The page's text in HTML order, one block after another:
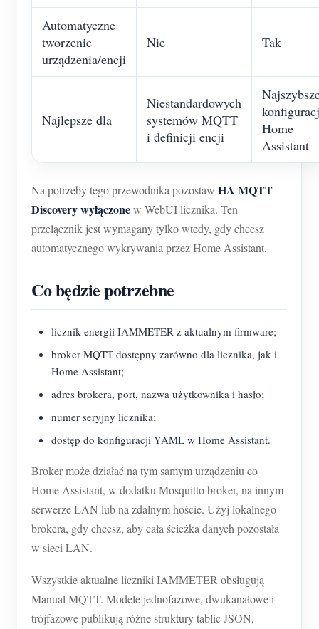
Automatyczne
tworzenie
urządzenia/encji
Nie Tak
Najlepsze dla
Niestandardowych
systemów MQTT
i definicji encji
Home
Assistant
Na potrzeby tego przewodnika pozostaw HA MQTT
Discovery wyłączonew WebUI licznika. Ten
przełącznik jest wymagany tylko wtedy, gdy chcesz
automatycznego wykrywania przez Home Assistant.
Co będzie potrzebne
licznik energii IAMMETER z aktualnym firmware;
broker MQTT dostępny zarówno dla licznika, jak i
Home Assistant;
adres brokera, port, nazwa użytkownika i hasło;
numer seryjny licznika;
dostęp do konfiguracji YAML w Home Assistant.
Broker może działać na tym samym urządzeniu co
Home Assistant, w dodatku Mosquitto broker, na innym
serwerze LAN lub na zdalnym hoście. Użyj lokalnego
brokera, gdy chcesz, aby cała ścieżka danych pozostała
w sieci LAN.
Wszystkie aktualne liczniki IAMMETER obsługują
Manual MQTT. Modele jednofazowe, dwukanałowe i
trójfazowe publikują różne struktury tablic JSON,